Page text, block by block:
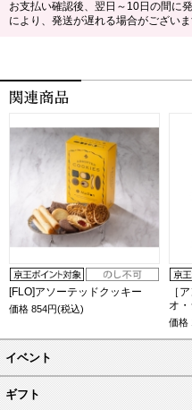
お支払い確認後、翌日～10日の間に
により、発送が遅れる場合がございま
[FLO]アソーテッドクッキー
価格 854円(税込)
［
オ
価格
イベント
ギフト